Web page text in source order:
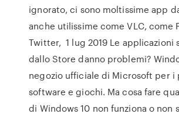
ignorato, ci sono moltissime app
anche utilissime come VLC, come
Twitter, 1 lug 2019 Le applicazioni
dallo Store danno problemi?
negozio ufficiale di Microsoft per i
software e giochi. Ma cosa fare
di Windows 10 non funziona o non